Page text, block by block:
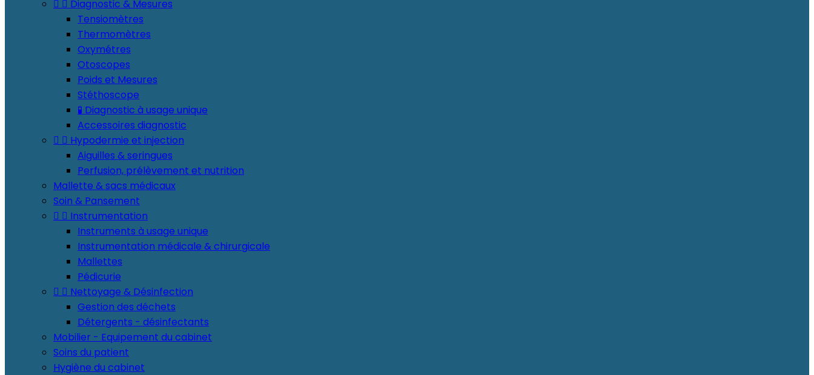
  Diagnostic & Mesures
Tensiomètres
Thermomètres
Oxymétres
Otoscopes
Poids et Mesures
Stéthoscope
🧪 Diagnostic à usage unique
Accessoires diagnostic
  Hypodermie et injection
Aiguilles & seringues
Perfusion, prélèvement et nutrition
Mallette & sacs médicaux
Soin & Pansement
  Instrumentation
Instruments à usage unique
Instrumentation médicale & chirurgicale
Mallettes
Pédicurie
  Nettoyage & Désinfection
Gestion des déchets
Détergents - désinfectants
Mobilier - Equipement du cabinet
Soins du patient
Hygiène du cabinet